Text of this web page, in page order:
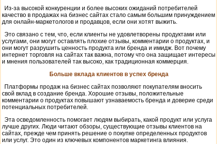
Из-за высокой конкуренции и более высоких ожиданий потребителей
качество в продажах на бизнес сайтах стало самым большим принуждением
для онлайн-маркетологов и продавцов, если они хотят выжить.
Это связано с тем, что, если клиенты не удовлетворены продуктами или
услугами, они могут оставлять плохие отзывы, комментарии о продуктах, и
они могут разрушить ценность продукта или бренда и имидж. Вот почему
интернет торговля на сайтах так важна, потому что она защищает интересы
и мнения пользователей так высоко, как традиционная коммерция.
Больше вклада клиентов в успех бренда
Платформы продаж на бизнес сайтах позволяют покупателям вносить
свой вклад в создание бренда. Хорошие отзывы, положительные
комментарии о продуктах повышают узнаваемость бренда и доверие среди
потенциальных потребителей.
Эта осведомленность помогает людям выбирать, какой продукт или услуга
лучше других. Люди читают обзоры, существующие отзывы клиентов на
сайтах, прежде чем принять решение о покупке определенных продуктов
или услуг. Это один из ключевых компонентов маркетинга влияния.